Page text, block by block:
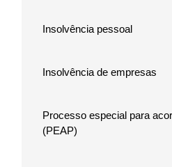
Insolvência pessoal
Insolvência de empresas
Processo especial para
(PEAP)